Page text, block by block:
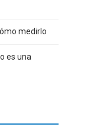
medirlo
es una